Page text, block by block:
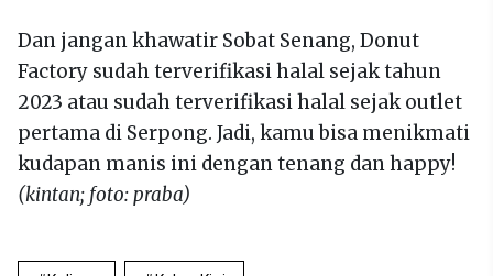
Dan jangan khawatir Sobat Senang, Donut
Factory sudah terverifikasi halal sejak tahun
2023 atau sudah terverifikasi halal sejak outlet
pertama di Serpong. Jadi, kamu bisa menikmati
kudapan manis ini dengan tenang dan happy!
(kintan; foto: praba)